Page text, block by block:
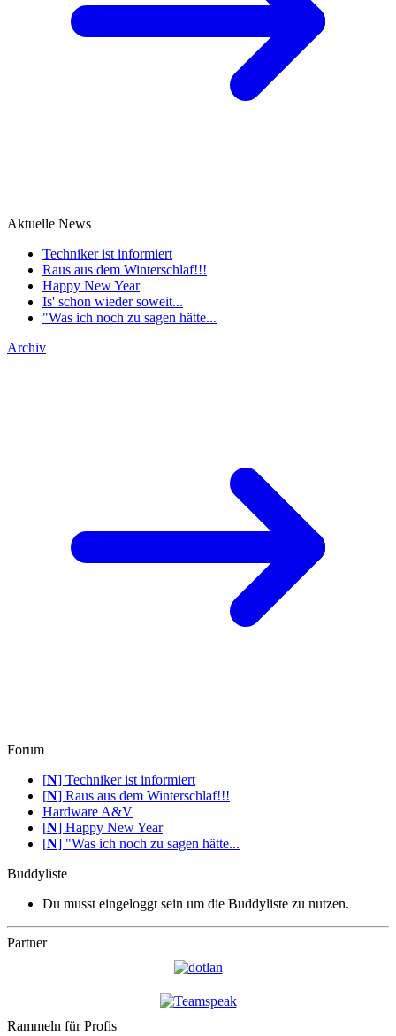
Aktuelle News
Techniker ist informiert
Raus aus dem Winterschlaf!!!
Happy New Year
Is' schon wieder soweit...
"Was ich noch zu sagen hätte...
Archiv
Forum
[N] Techniker ist informiert
[N] Raus aus dem Winterschlaf!!!
Hardware A&V
[N] Happy New Year
[N] "Was ich noch zu sagen hätte...
Buddyliste
Du musst eingeloggt sein um die Buddyliste zu nutzen.
Partner
Rammeln für Profis